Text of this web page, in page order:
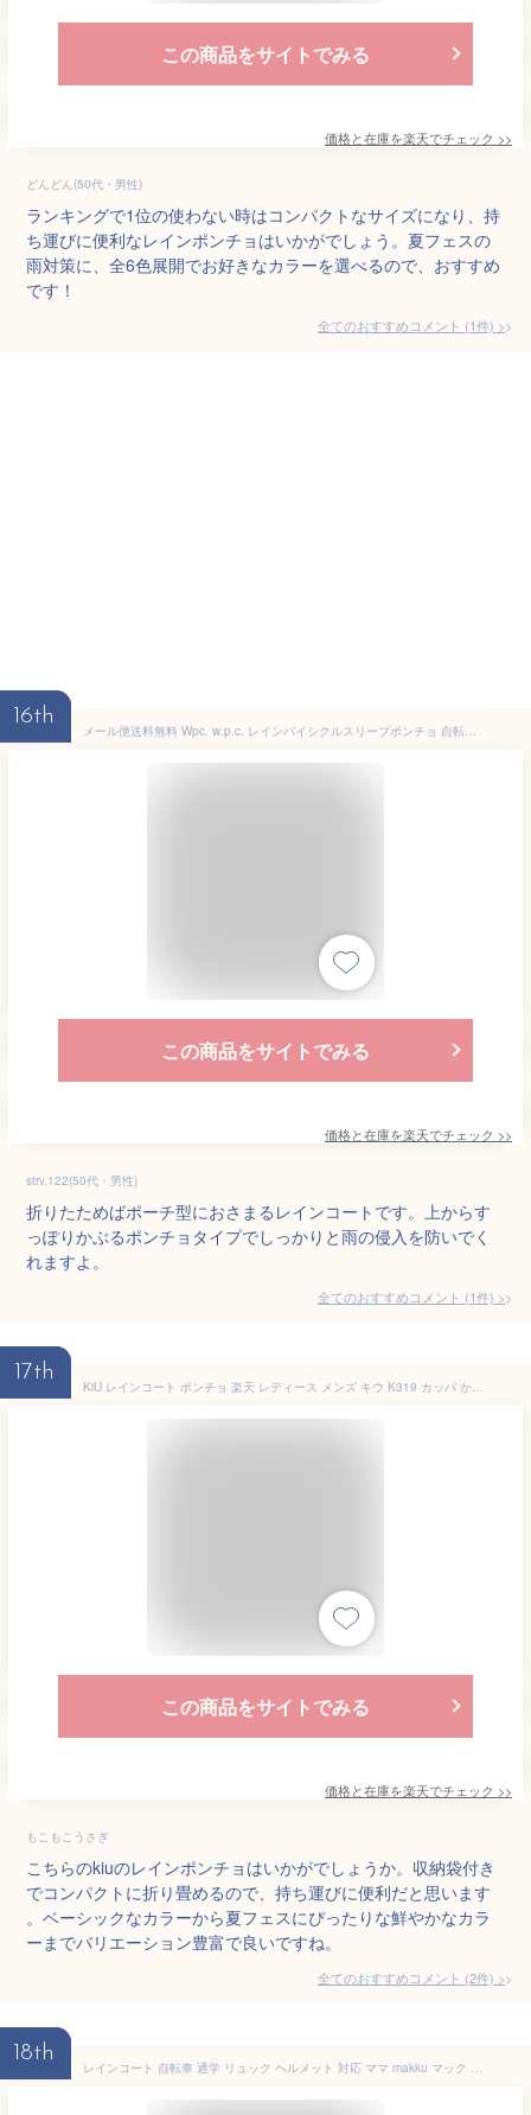
この商品をサイトでみる
価格と在庫を楽天でチェック >>
どんどん(50代・男性)
ランキングで1位の使わない時はコンパクトなサイズになり、持
ち運びに便利なレインポンチョはいかがでしょう。夏フェスの
雨対策に、全6色展開でお好きなカラーを選べるので、おすすめ
です！
全てのおすすめコメント (1件) >
16th
メール便送料無料 Wpc. w.p.c. レインバイシクルスリーブポンチョ 自転車用レインコート 【レインコート 自転車 通学 通学用 通勤 ポンチョ レインポンチョ レディース ジッパー ファスナー コンパクト 収納袋 ブランド 梅雨 雨具 レイングッズ ポイント10倍 】母の日
この商品をサイトでみる
価格と在庫を楽天でチェック >>
strv.122(50代・男性)
折りたためばポーチ型におさまるレインコートです。上からす
っぽりかぶるポンチョタイプでしっかりと雨の侵入を防いでく
れますよ。
全てのおすすめコメント (1件) >
17th
KiU レインコート ポンチョ 楽天 レディース メンズ キウ K319 カッパ かっぱ 合羽 レインポンチョ おしゃれ 可愛い 撥水 自転車 通勤 通学 アウトドア キャンプ フェス レインウエア レインウェア 雨具 アウトドアウエア アウトドアウェア
この商品をサイトでみる
価格と在庫を楽天でチェック >>
もこもこうさぎ
こちらのkiuのレインポンチョはいかがでしょうか。収納袋付き
でコンパクトに折り畳めるので、持ち運びに便利だと思います
。ベーシックなカラーから夏フェスにぴったりな鮮やかなカラ
ーまでバリエーション豊富で良いですね。
全てのおすすめコメント (2件) >
18th
レインコート 自転車 通学 リュック ヘルメット 対応 ママ makku マック AS-5150 メンズ レディース 高校生 蒸れない 回転 フード バイク ロング丈 通勤 バッグイン コンパクト 裏地 メッシュ カッパ レインウェア 雨合羽 高校生 撥水 防水 収納袋 アウトドア 無地 シンプル